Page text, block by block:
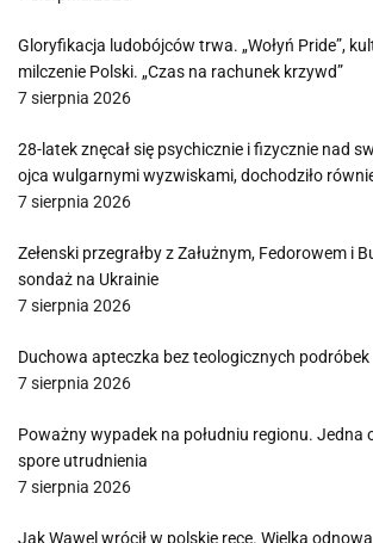
Gloryfikacja ludobójców trwa. „Wołyń Pride”,
milczenie Polski. „Czas na rachunek krzywd”
7 sierpnia 2026
28-latek znęcał się psychicznie i fizycznie nad
ojca wulgarnymi wyzwiskami, dochodziło
7 sierpnia 2026
Zełenski przegrałby z Załużnym, Fedorowem i
sondaż na Ukrainie
7 sierpnia 2026
Duchowa apteczka bez teologicznych podróbek
7 sierpnia 2026
Poważny wypadek na południu regionu. Jedna
spore utrudnienia
7 sierpnia 2026
Jak Wawel wrócił w polskie ręce. Wielka